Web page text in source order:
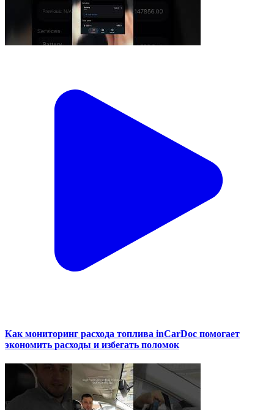
Как мониторинг расхода топлива inCarDoc помогает
экономить расходы и избегать поломок